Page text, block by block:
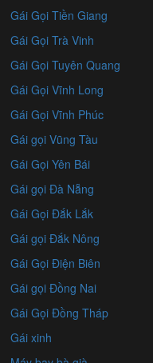
Gái Gọi Tiền Giang
Gái Gọi Trà Vinh
Gái Gọi Tuyên Quang
Gái Gọi Vĩnh Long
Gái Gọi Vĩnh Phúc
Gái gọi Vũng Tàu
Gái Gọi Yên Bái
Gái gọi Đà Nẵng
Gái Gọi Đắk Lắk
Gái gọi Đắk Nông
Gái Gọi Điện Biên
Gái gọi Đồng Nai
Gái Gọi Đồng Tháp
Gái xinh